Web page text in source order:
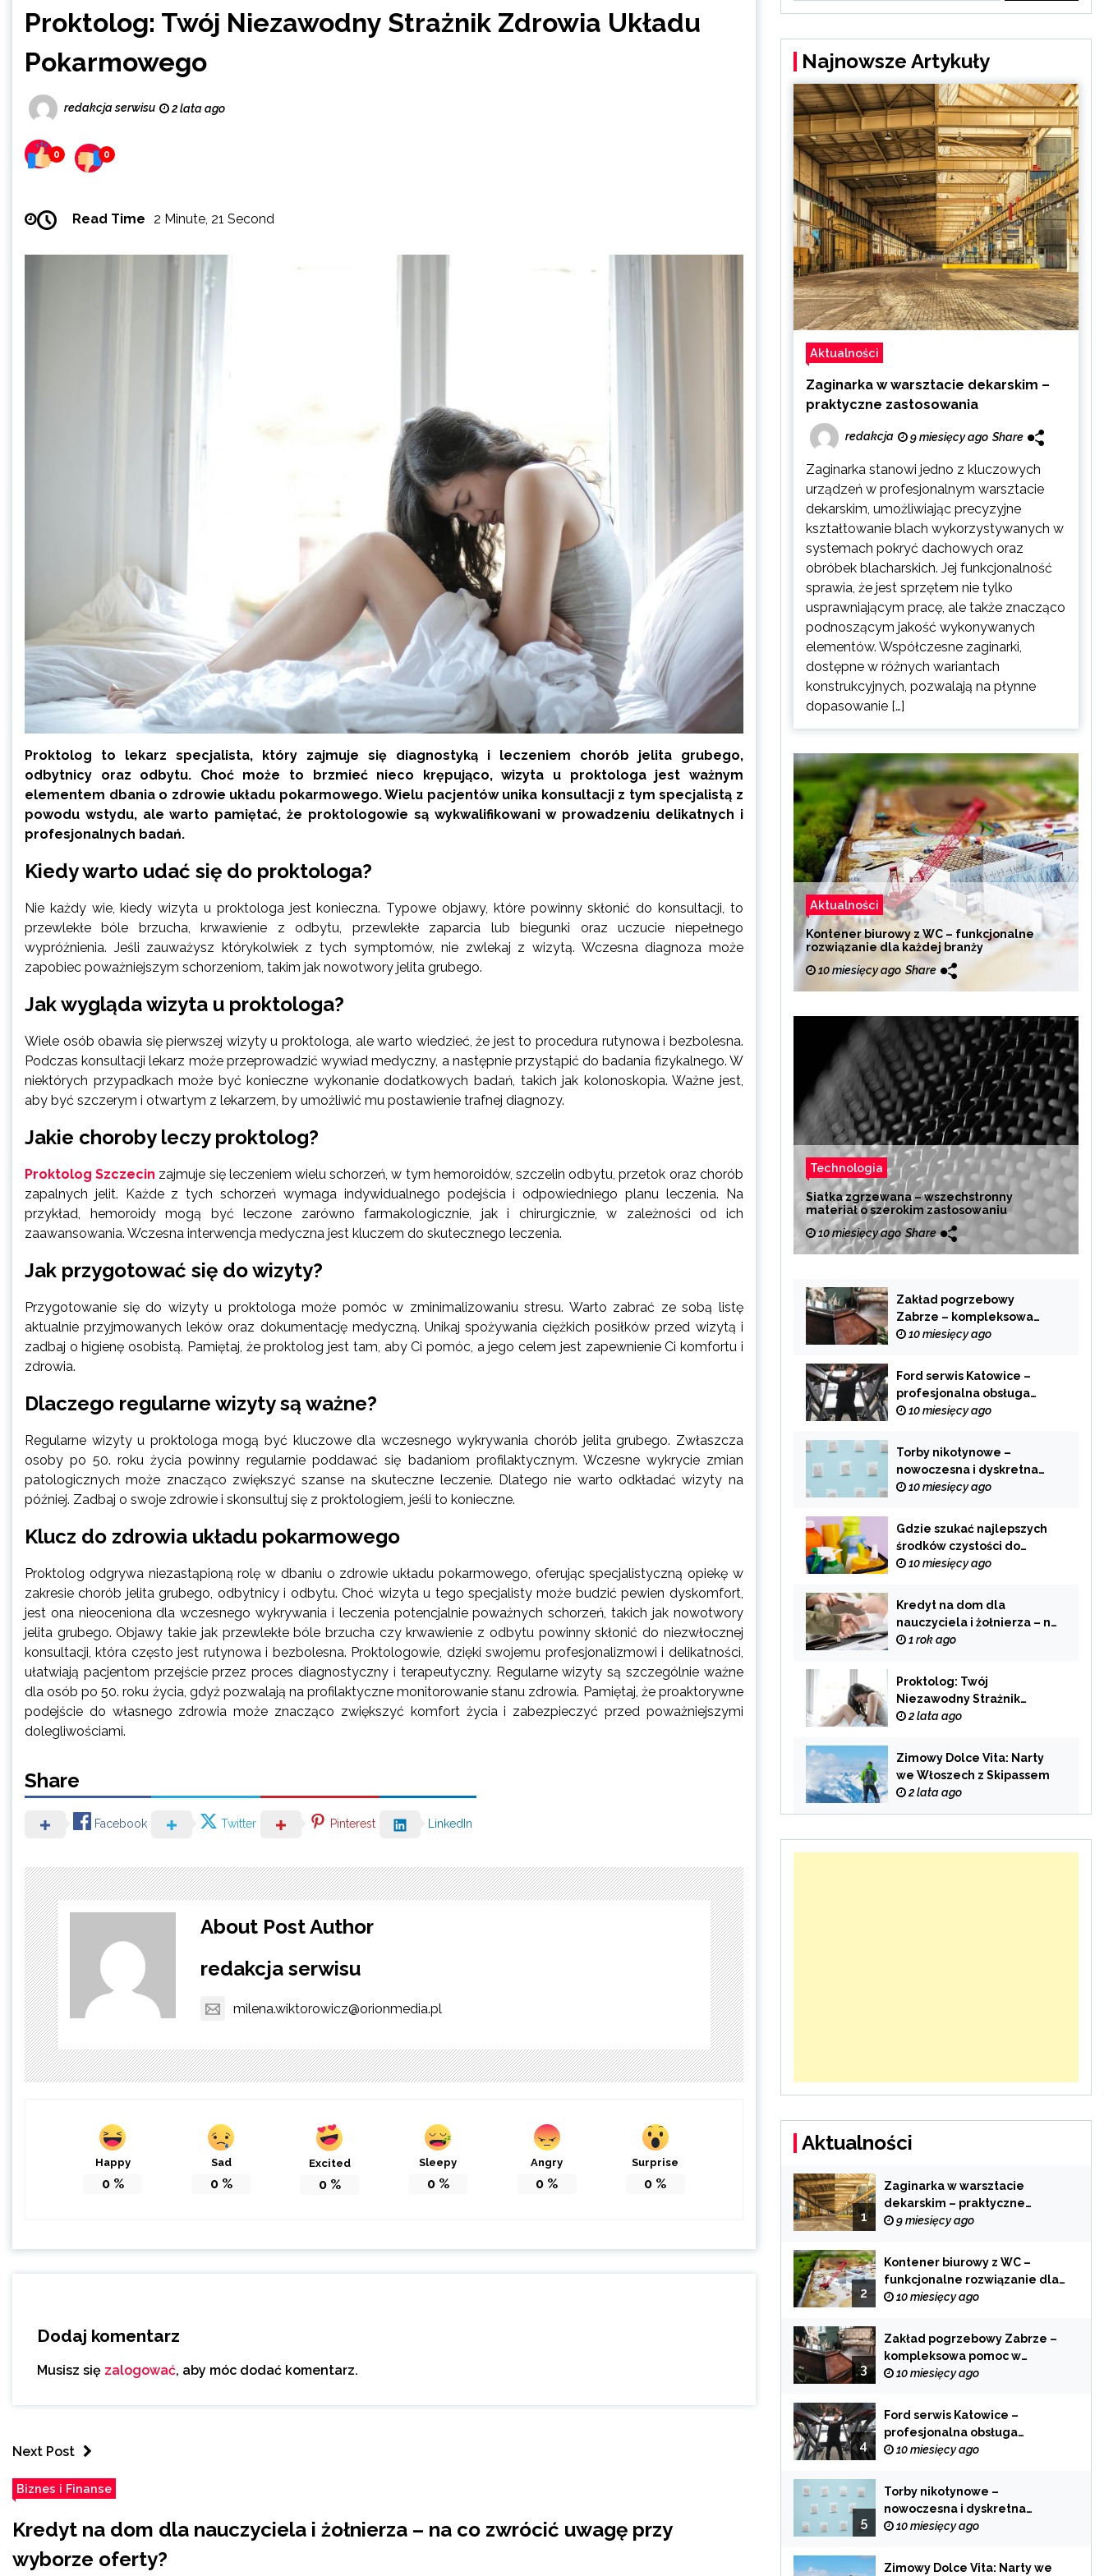
Proktolog: Twój Niezawodny Strażnik Zdrowia Układu
Pokarmowego
redakcja serwisu 2 lata ago
0 0
Read Time 2 Minute, 21 Second
Proktolog to lekarz specjalista, który zajmuje się diagnostyką i leczeniem chorób jelita grubego,
odbytnicy oraz odbytu. Choć może to brzmieć nieco krępująco, wizyta u proktologa jest ważnym
elementem dbania o zdrowie układu pokarmowego. Wielu pacjentów unika konsultacji z tym specjalistą z
powodu wstydu, ale warto pamiętać, że proktologowie są wykwalifikowani w prowadzeniu delikatnych i
profesjonalnych badań.
Kiedy warto udać się do proktologa?
Nie każdy wie, kiedy wizyta u proktologa jest konieczna. Typowe objawy, które powinny skłonić do konsultacji, to
przewlekłe bóle brzucha, krwawienie z odbytu, przewlekłe zaparcia lub biegunki oraz uczucie niepełnego
wypróżnienia. Jeśli zauważysz którykolwiek z tych symptomów, nie zwlekaj z wizytą. Wczesna diagnoza może
zapobiec poważniejszym schorzeniom, takim jak nowotwory jelita grubego.
Jak wygląda wizyta u proktologa?
Wiele osób obawia się pierwszej wizyty u proktologa, ale warto wiedzieć, że jest to procedura rutynowa i bezbolesna.
Podczas konsultacji lekarz może przeprowadzić wywiad medyczny, a następnie przystąpić do badania fizykalnego. W
niektórych przypadkach może być konieczne wykonanie dodatkowych badań, takich jak kolonoskopia. Ważne jest,
aby być szczerym i otwartym z lekarzem, by umożliwić mu postawienie trafnej diagnozy.
Jakie choroby leczy proktolog?
Proktolog Szczecin zajmuje się leczeniem wielu schorzeń, w tym hemoroidów, szczelin odbytu, przetok oraz chorób
zapalnych jelit. Każde z tych schorzeń wymaga indywidualnego podejścia i odpowiedniego planu leczenia. Na
przykład, hemoroidy mogą być leczone zarówno farmakologicznie, jak i chirurgicznie, w zależności od ich
zaawansowania. Wczesna interwencja medyczna jest kluczem do skutecznego leczenia.
Jak przygotować się do wizyty?
Przygotowanie się do wizyty u proktologa może pomóc w zminimalizowaniu stresu. Warto zabrać ze sobą listę
aktualnie przyjmowanych leków oraz dokumentację medyczną. Unikaj spożywania ciężkich posiłków przed wizytą i
zadbaj o higienę osobistą. Pamiętaj, że proktolog jest tam, aby Ci pomóc, a jego celem jest zapewnienie Ci komfortu i
zdrowia.
Dlaczego regularne wizyty są ważne?
Regularne wizyty u proktologa mogą być kluczowe dla wczesnego wykrywania chorób jelita grubego. Zwłaszcza
osoby po 50. roku życia powinny regularnie poddawać się badaniom profilaktycznym. Wczesne wykrycie zmian
patologicznych może znacząco zwiększyć szanse na skuteczne leczenie. Dlatego nie warto odkładać wizyty na
później. Zadbaj o swoje zdrowie i skonsultuj się z proktologiem, jeśli to konieczne.
Klucz do zdrowia układu pokarmowego
Proktolog odgrywa niezastąpioną rolę w dbaniu o zdrowie układu pokarmowego, oferując specjalistyczną opiekę w
zakresie chorób jelita grubego, odbytnicy i odbytu. Choć wizyta u tego specjalisty może budzić pewien dyskomfort,
jest ona nieoceniona dla wczesnego wykrywania i leczenia potencjalnie poważnych schorzeń, takich jak nowotwory
jelita grubego. Objawy takie jak przewlekłe bóle brzucha czy krwawienie z odbytu powinny skłonić do niezwłocznej
konsultacji, która często jest rutynowa i bezbolesna. Proktologowie, dzięki swojemu profesjonalizmowi i delikatności,
ułatwiają pacjentom przejście przez proces diagnostyczny i terapeutyczny. Regularne wizyty są szczególnie ważne
dla osób po 50. roku życia, gdyż pozwalają na profilaktyczne monitorowanie stanu zdrowia. Pamiętaj, że proaktorywne
podejście do własnego zdrowia może znacząco zwiększyć komfort życia i zabezpieczyć przed poważniejszymi
dolegliwościami.
Share
Facebook Twitter Pinterest LinkedIn
About Post Author
redakcja serwisu
milena.wiktorowicz@orionmedia.pl
Happy
0%
Sad
0%
Excited
0%
Sleepy
0%
Angry
0 %
Surprise
0 %
Dodaj komentarz
Musisz się zalogować, aby móc dodać komentarz.
Next Post
Biznes i Finanse
Kredyt na dom dla nauczyciela i żołnierza – na co zwrócić uwagę przy
wyborze oferty?
Najnowsze Artykuły
Aktualności
Zaginarka w warsztacie dekarskim –
praktyczne zastosowania
redakcja 9 miesięcy ago Share
Zaginarka stanowi jedno z kluczowych
urządzeń w profesjonalnym warsztacie
dekarskim, umożliwiając precyzyjne
kształtowanie blach wykorzystywanych w
systemach pokryć dachowych oraz
obróbek blacharskich. Jej funkcjonalność
sprawia, że jest sprzętem nie tylko
usprawniającym pracę, ale także znacząco
podnoszącym jakość wykonywanych
elementów. Współczesne zaginarki,
dostępne w różnych wariantach
konstrukcyjnych, pozwalają na płynne
dopasowanie […]
Aktualności
Kontener biurowy z WC – funkcjonalne
rozwiązanie dla każdej branży
10 miesięcy ago Share
Technologia
Siatka zgrzewana – wszechstronny
materiał o szerokim zastosowaniu
10 miesięcy ago Share
Zakład pogrzebowy
Zabrze – kompleksowa
pomoc w trudnych
10 miesięcy ago
Ford serwis Katowice –
profesjonalna obsługa
Twojego samochodu
10 miesięcy ago
Torby nikotynowe –
nowoczesna i dyskretna
alternatywa dla
10 miesięcy ago
Gdzie szukać najlepszych
środków czystości do
swojego domu?
10 miesięcy ago
Kredyt na dom dla
nauczyciela i żołnierza – na
co zwrócić uwagę przy
1 rok ago
Proktolog: Twój
Niezawodny Strażnik
Zdrowia Układu
2 lata ago
Zimowy Dolce Vita: Narty
we Włoszech z Skipassem
2 lata ago
Aktualności
1
Zaginarka w warsztacie
dekarskim – praktyczne
zastosowania
9 miesięcy ago
2
Kontener biurowy z WC –
funkcjonalne rozwiązanie dla
każdej branży
10 miesięcy ago
3
Zakład pogrzebowy Zabrze –
kompleksowa pomoc w
trudnych chwilach
10 miesięcy ago
4
Ford serwis Katowice –
profesjonalna obsługa
Twojego samochodu
10 miesięcy ago
5
Torby nikotynowe –
nowoczesna i dyskretna
alternatywa dla tradycyjnego
10 miesięcy ago
Zimowy Dolce Vita: Narty we